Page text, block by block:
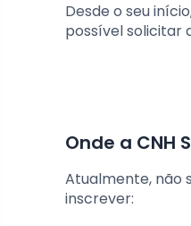
Desde o seu
possível solicitar
Onde a CNH
Atualmente, não
inscrever: